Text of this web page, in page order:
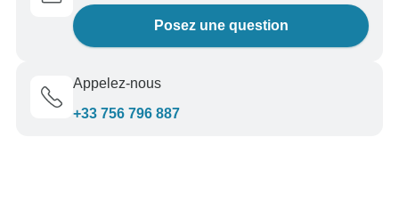
Posez une question
Appelez-nous
+33 756 796 887